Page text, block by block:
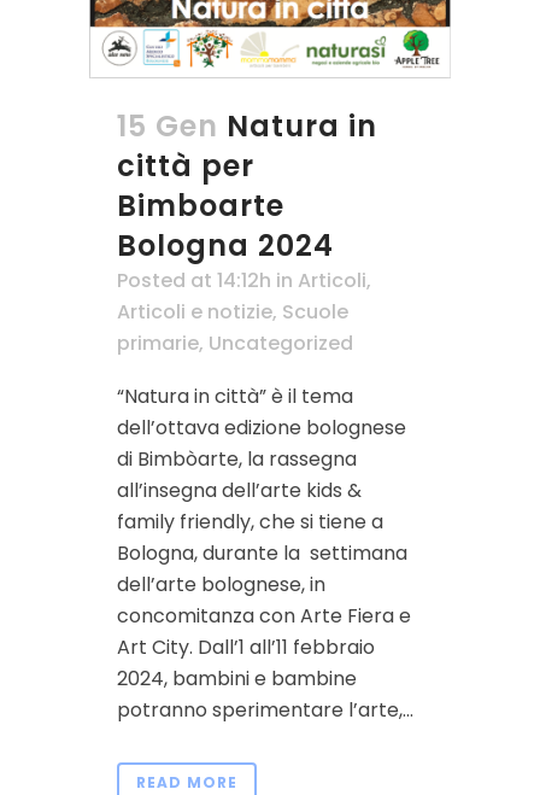
15 Gen Natura in
città per
Bimboarte
Bologna 2024
Posted at 14:12h in Articoli,
Articoli e notizie, Scuole
primarie, Uncategorized
“Natura in città” è il tema
dell’ottava edizione bolognese
di Bimbòarte, la rassegna
all’insegna dell’arte kids &
family friendly, che si tiene a
Bologna, durante la settimana
dell’arte bolognese, in
concomitanza con Arte Fiera e
Art City. Dall’1 all’11 febbraio
2024, bambini e bambine
potranno sperimentare l’arte,...
READ MORE